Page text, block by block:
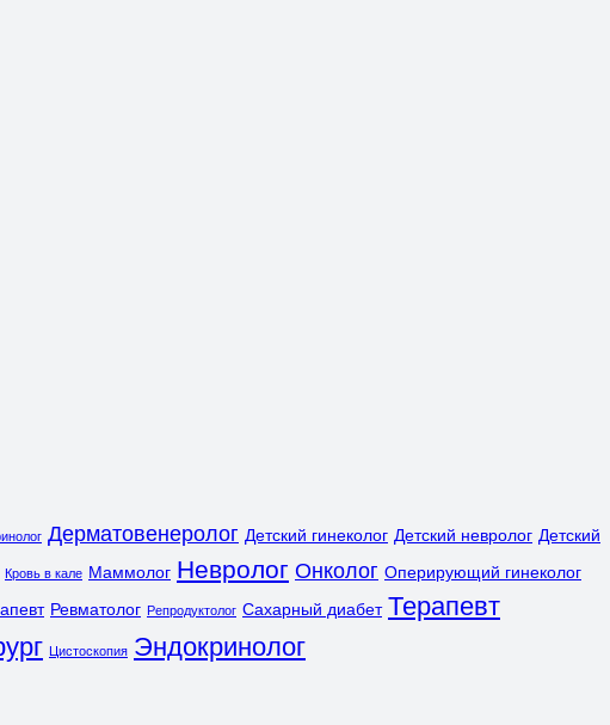
Дерматовенеролог Детский гинеколог Детский невролог Детский
Кровь в кале Маммолог Невролог Онколог Оперирующий гинеколог
Ревматолог Репродуктолог Сахарный диабет Терапевт
Цистоскопия Эндокринолог